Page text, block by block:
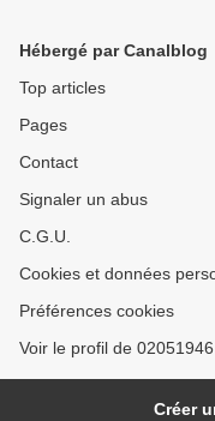
Hébergé par Canalblog
Top articles
Pages
Contact
Signaler un abus
C.G.U.
Cookies et données
Préférences cookies
Voir le profil de
Créer